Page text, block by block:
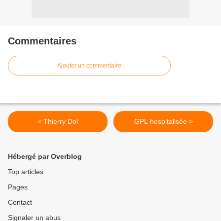
Commentaires
Ajouter un commentaire
< Thierry Dol GPL hospitalisée >
Hébergé par Overblog
Top articles
Pages
Contact
Signaler un abus